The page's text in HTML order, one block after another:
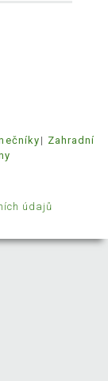
Zahradní
údajů